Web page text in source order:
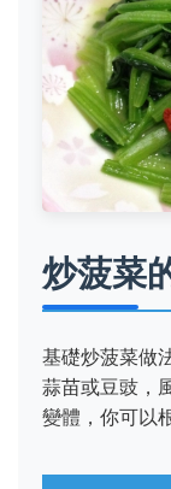
炒菠菜
基礎炒菠菜做
蒜苗或豆豉，
變體，你可以